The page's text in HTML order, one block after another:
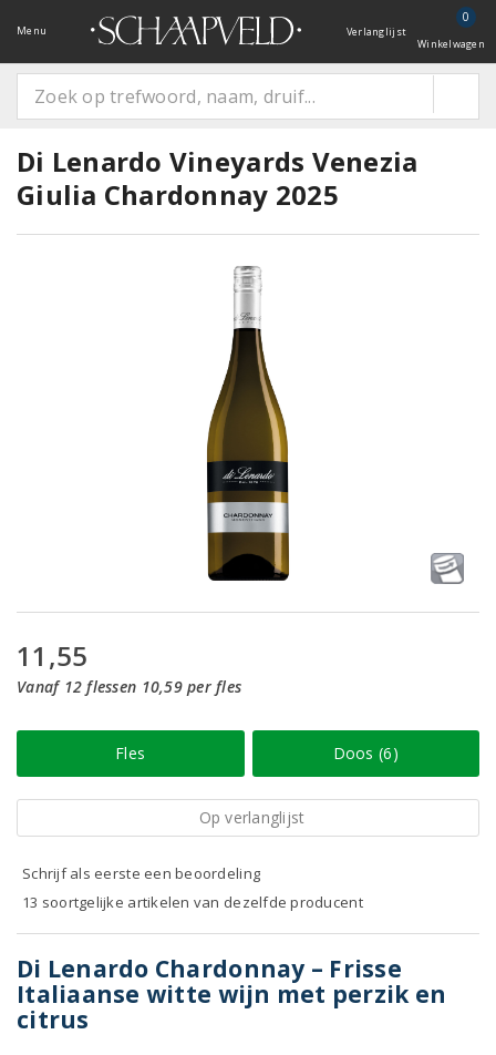
Menu Verlanglijst
0
Winkelwagen
Di Lenardo Vineyards Venezia
Giulia Chardonnay 2025
11,55
Vanaf 12 flessen 10,59 per fles
Fles Doos (6)
Op verlanglijst
Schrijf als eerste een beoordeling
13 soortgelijke artikelen van dezelfde producent
Di Lenardo Chardonnay – Frisse
Italiaanse witte wijn met perzik en
citrus